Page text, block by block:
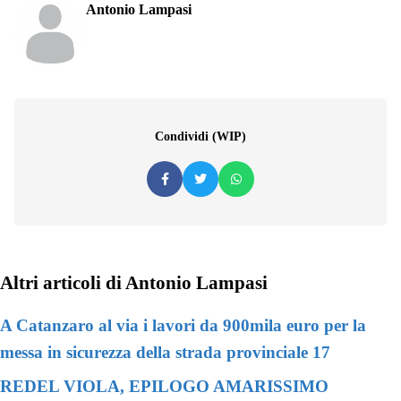
Antonio Lampasi
Condividi (WIP)
Altri articoli di Antonio Lampasi
A Catanzaro al via i lavori da 900mila euro per la
messa in sicurezza della strada provinciale 17
REDEL VIOLA, EPILOGO AMARISSIMO